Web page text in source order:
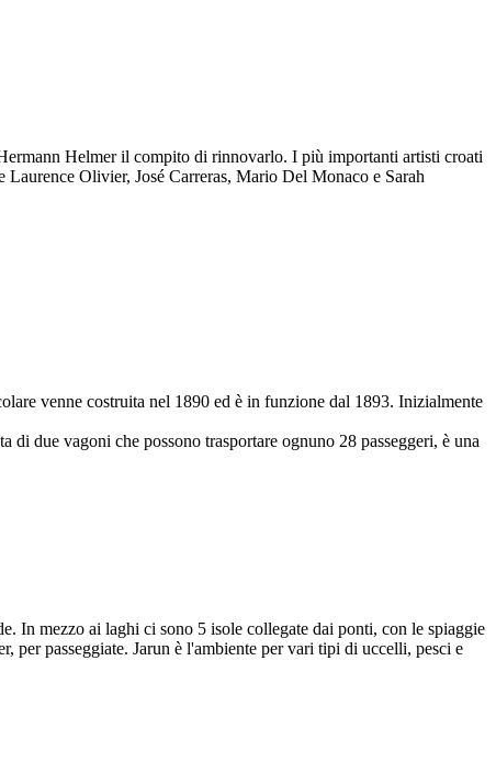
Helmer il compito di rinnovarlo. I più importanti artisti croati
Olivier, José Carreras, Mario Del Monaco e Sarah
venne costruita nel 1890 ed è in funzione dal 1893. Inizialmente
due vagoni che possono trasportare ognuno 28 passeggeri, è una
In mezzo ai laghi ci sono 5 isole collegate dai ponti, con le spiaggie
passeggiate. Jarun è l'ambiente per vari tipi di uccelli, pesci e